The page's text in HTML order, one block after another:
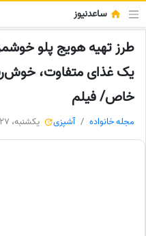
ساعدنیوز
طرز تهیه هویج پلو
یک غذای متفاوت،
خاص/ فیلم
مجله خانواده آشپزی یکشنبه، 27 اردیبهشت 1405